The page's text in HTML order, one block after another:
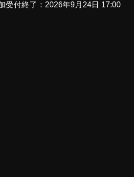
受付終了：2026年9月24日 17:00